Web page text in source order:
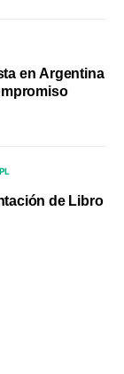
en Argentina
de Libro